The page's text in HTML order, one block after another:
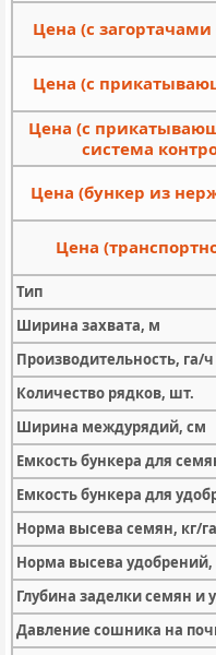
Цена (с
Цена (с
Цена (с
система
Цена (бункер из
Цена
Тип
Ширина захвата, м
Производительность, га/ч
Количество рядков, шт.
Ширина междурядий, см
Емкость бункера для
Емкость бункера для
Норма высева семян, кг/га
Норма высева удобрений,
Глубина заделки семян и
Давление сошника на